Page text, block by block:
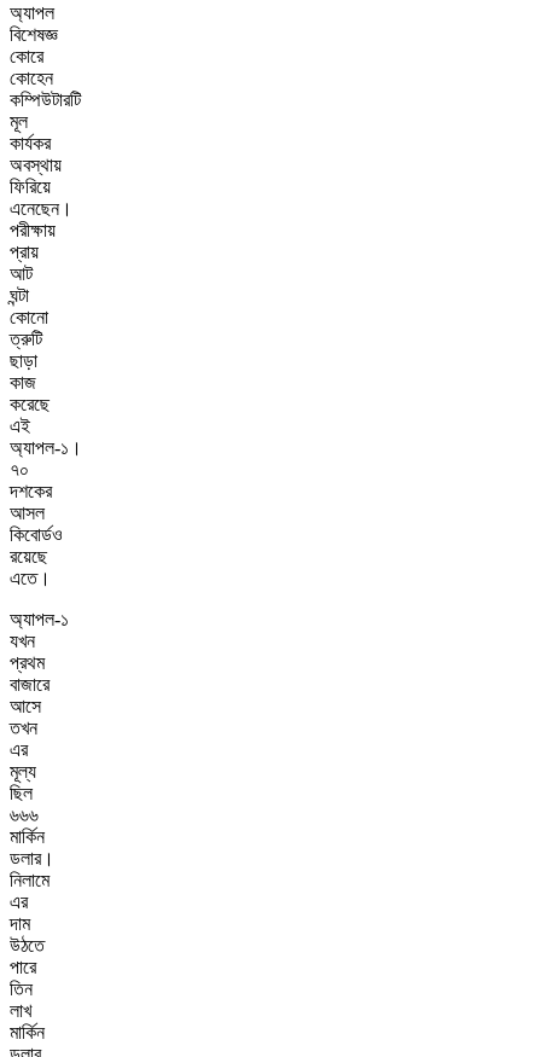
অ্যাপল
বিশেষজ্ঞ
কোরে
কোহেন
কম্পিউটারটি
মূল
কার্যকর
অবস্থায়
ফিরিয়ে
এনেছেন।
পরীক্ষায়
প্রায়
আট
ঘন্টা
কোনো
ত্রুটি
ছাড়া
কাজ
করেছে
এই
অ্যাপল-১।
৭০
দশকের
আসল
কিবোর্ডও
রয়েছে
এতে।
অ্যাপল-১
যখন
প্রথম
বাজারে
আসে
তখন
এর
মূল্য
ছিল
৬৬৬
মার্কিন
ডলার।
নিলামে
এর
দাম
উঠতে
পারে
তিন
লাখ
মার্কিন